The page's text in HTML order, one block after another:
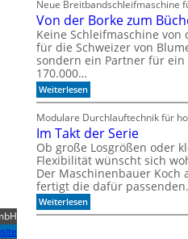
b
e
a
r
b
e
t
u
n
g
u
a
D
r
i
l
C
g
e
s
t
t
z
t
m
i
d
e
r
Z
e
i
Neue Breitbandschleifmaschine
Von der Borke zum
Keine Schleifmaschine von
für die Schweizer von
sondern ein Partner für ein
170.000…
Weiterlesen:
V
n
d
e
r
B
o
r
k
e
Modulare Durchlauftechnik für
Im Takt der Serie
Ob große Losgrößen oder
Flexibilität wünscht sich
Der Maschinenbauer Koch
fertigt die dafür
Weiterlesen:
I